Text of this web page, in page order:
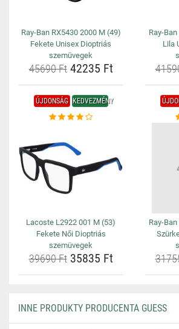
Ray-Ban RX5430 2000 M (49)
Fekete Unisex Dioptriás
szemüvegek
45690 Ft42235 Ft
Ray-
Lila
ÚJDONSÁG KEDVEZMÉNY
Lacoste L2922 001 M (53)
Fekete Női Dioptriás
szemüvegek
39690 Ft35835 Ft
Ray-
INNE PRODUKTY PRODUCENTA GUESS